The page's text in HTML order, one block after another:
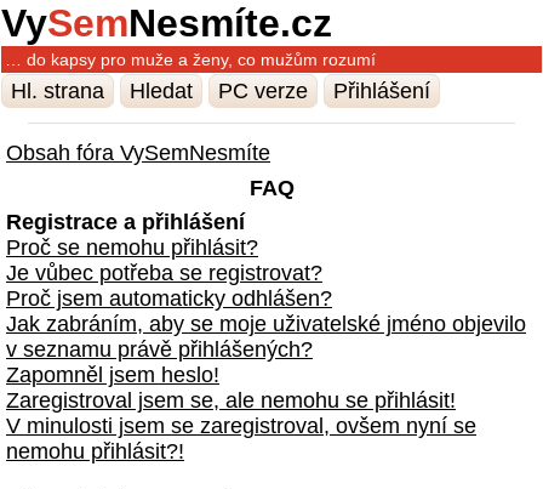
VySemNesmíte.cz
… do kapsy pro muže a ženy, co mužům rozumí
Hl. strana Hledat PC verze Přihlášení
Obsah fóra VySemNesmíte
FAQ
Registrace a přihlášení
Proč se nemohu přihlásit?
Je vůbec potřeba se registrovat?
Proč jsem automaticky odhlášen?
Jak zabráním, aby se moje uživatelské jméno objevilo
v seznamu právě přihlášených?
Zapomněl jsem heslo!
Zaregistroval jsem se, ale nemohu se přihlásit!
V minulosti jsem se zaregistroval, ovšem nyní se
nemohu přihlásit?!